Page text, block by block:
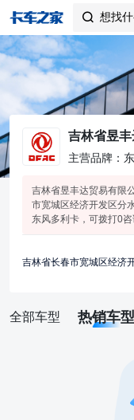
 想找
吉林省昱丰
主营品牌：
吉林省昱丰达贸易有限
市宽城区经济开发区分
东风多利卡，可拨打0咨
全部车型 热销车型